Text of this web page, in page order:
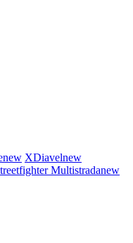
new XDiavelnew
Multistradanew